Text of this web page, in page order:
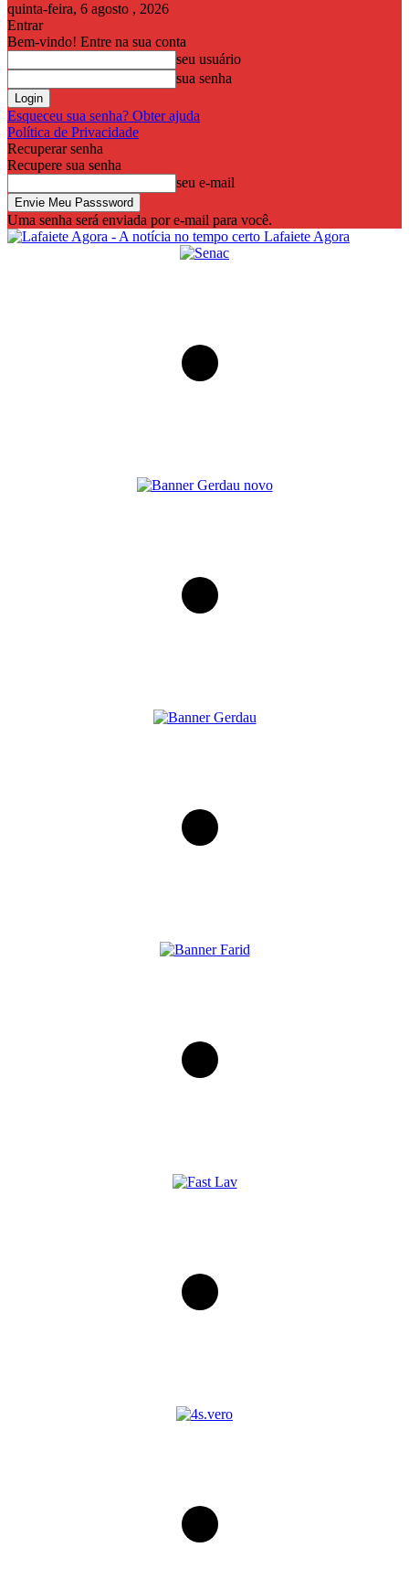
quinta-feira, 6 agosto , 2026
Entrar
Bem-vindo! Entre na sua conta
seu usuário
sua senha
Esqueceu sua senha? Obter ajuda
Política de Privacidade
Recuperar senha
Recupere sua senha
seu e-mail
Uma senha será enviada por e-mail para você.
Lafaiete Agora